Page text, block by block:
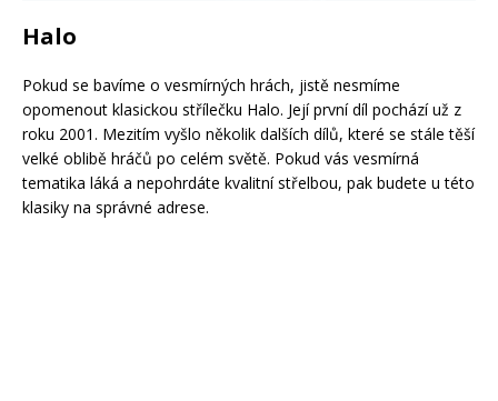
Halo
Pokud se bavíme o vesmírných hrách, jistě nesmíme
opomenout klasickou střílečku Halo. Její první díl pochází už z
roku 2001. Mezitím vyšlo několik dalších dílů, které se stále těší
velké oblibě hráčů po celém světě. Pokud vás vesmírná
tematika láká a nepohrdáte kvalitní střelbou, pak budete u této
klasiky na správné adrese.